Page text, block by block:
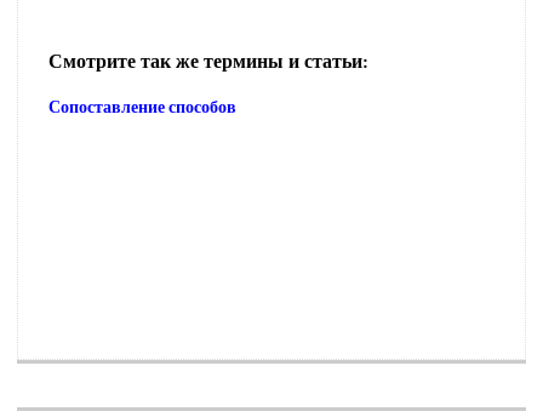
Смотрите так же термины и статьи:
Сопоставление способов